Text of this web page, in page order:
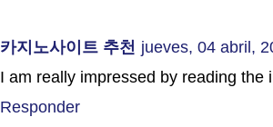
카지노사이트 추천 jueves, 04 abril,
I am really impressed by reading
Responder